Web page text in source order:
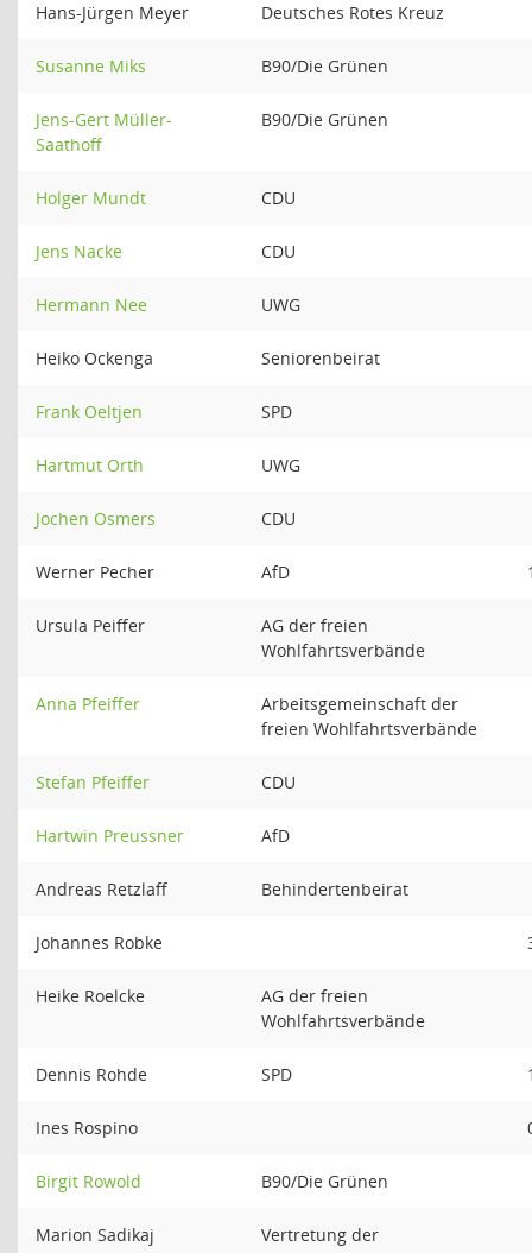
Hans-Jürgen Meyer Deutsches Rotes Kreuz
Susanne Miks B90/Die Grünen
Jens-Gert Müller-
Saathoff
B90/Die Grünen
Holger Mundt CDU
Jens Nacke CDU
Hermann Nee UWG
Heiko Ockenga Seniorenbeirat
Frank Oeltjen SPD
Hartmut Orth UWG
Jochen Osmers CDU
Werner Pecher AfD
Ursula Peiffer
AG der freien
Wohlfahrtsverbände
Anna Pfeiffer
Arbeitsgemeinschaft der
freien Wohlfahrtsverbände
Stefan Pfeiffer CDU
Hartwin Preussner AfD
Andreas Retzlaff Behindertenbeirat
Johannes Robke
Heike Roelcke
AG der freien
Wohlfahrtsverbände
Dennis Rohde SPD
Ines Rospino
Birgit Rowold B90/Die Grünen
Marion Sadikaj
Vertretung der